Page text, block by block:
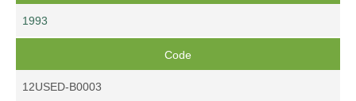
1993
Code
12USED-B0003